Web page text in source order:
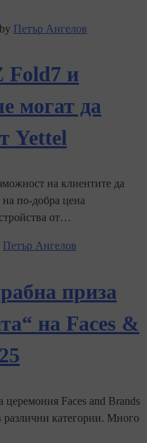
by Петър Ангелов
Fold7 и
могат да
Yettel
на клиентите да
на по-добра цена
от…
Петър Ангелов
приза
на Faces &
церемония Faces and Brands
различни категории. Много